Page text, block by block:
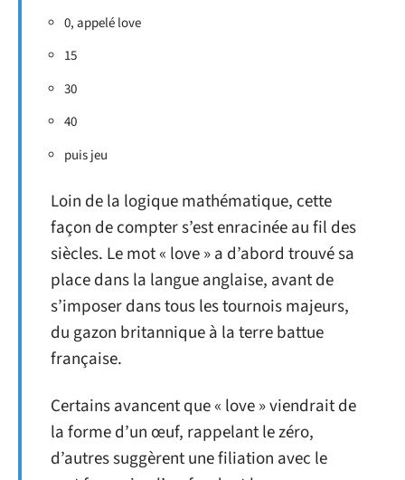
0, appelé love
15
30
40
puis jeu
Loin de la logique mathématique, cette
façon de compter s’est enracinée au fil des
siècles. Le mot « love » a d’abord trouvé sa
place dans la langue anglaise, avant de
s’imposer dans tous les tournois majeurs,
du gazon britannique à la terre battue
française.
Certains avancent que « love » viendrait de
la forme d’un œuf, rappelant le zéro,
d’autres suggèrent une filiation avec le